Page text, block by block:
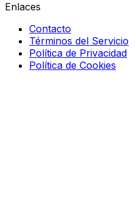
Enlaces
Contacto
Términos del Servicio
Política de Privacidad
Política de Cookies